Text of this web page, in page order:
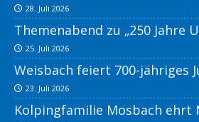
28. Juli 2026
Themenabend zu „250 Jahre
25. Juli 2026
Weisbach feiert 700-jähriges
23. Juli 2026
Kolpingfamilie Mosbach ehrt